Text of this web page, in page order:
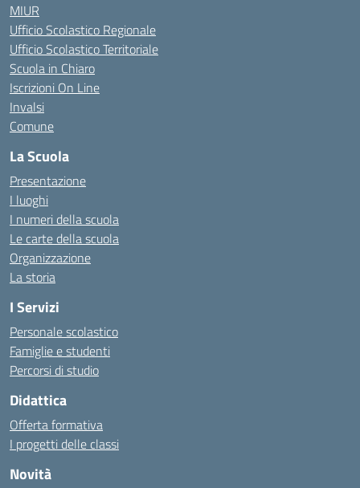
MIUR
Ufficio Scolastico Regionale
Ufficio Scolastico Territoriale
Scuola in Chiaro
Iscrizioni On Line
Invalsi
Comune
La Scuola
Presentazione
I luoghi
I numeri della scuola
Le carte della scuola
Organizzazione
La storia
I Servizi
Personale scolastico
Famiglie e studenti
Percorsi di studio
Didattica
Offerta formativa
I progetti delle classi
Novità